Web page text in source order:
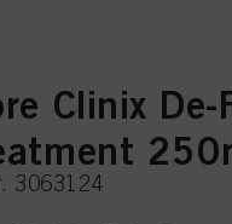
Clinix De-
3063124